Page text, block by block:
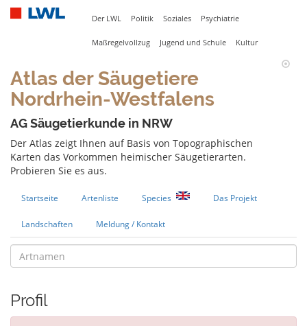
Der LWL Politik Soziales Psychiatrie
Maßregelvollzug Jugend und Schule Kultur
Atlas der Säugetiere
Nordrhein-Westfalens
AG Säugetierkunde in NRW
Der Atlas zeigt Ihnen auf Basis von Topographischen
Karten das Vorkommen heimischer Säugetierarten.
Probieren Sie es aus.
Startseite Artenliste Species Das Projekt
Landschaften Meldung / Kontakt
Profil